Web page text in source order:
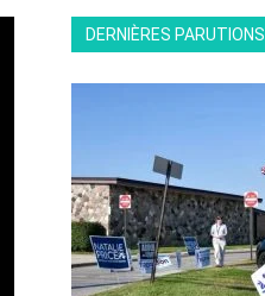
DERNIÈRES PARUTIONS